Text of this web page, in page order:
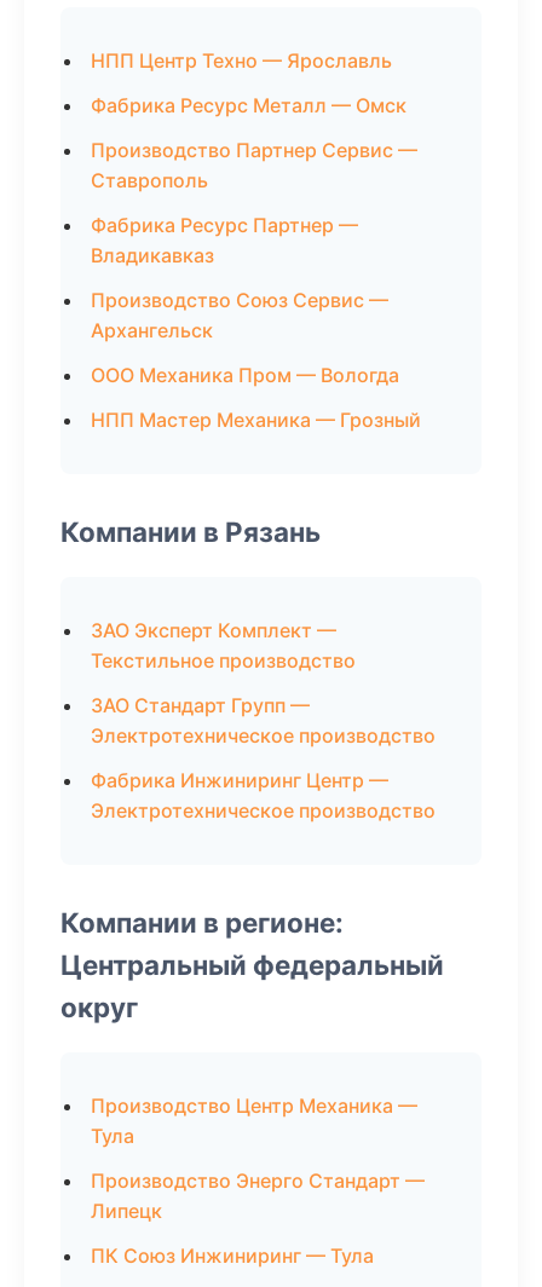
НПП Центр Техно — Ярославль
Фабрика Ресурс Металл — Омск
Производство Партнер Сервис —
Ставрополь
Фабрика Ресурс Партнер —
Владикавказ
Производство Союз Сервис —
Архангельск
ООО Механика Пром — Вологда
НПП Мастер Механика — Грозный
Компании в Рязань
ЗАО Эксперт Комплект —
Текстильное производство
ЗАО Стандарт Групп —
Электротехническое производство
Фабрика Инжиниринг Центр —
Электротехническое производство
Компании в регионе:
Центральный федеральный
округ
Производство Центр Механика —
Тула
Производство Энерго Стандарт —
Липецк
ПК Союз Инжиниринг — Тула